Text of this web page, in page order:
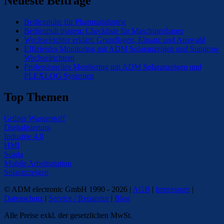
Bedienpulte für Pharmaindustrie
Bedienpult planen: Checkliste für Maschinenbauer
Wechselrichter erklärt: Grundlagen, Einsatz und Auswahl
Effizientes Monitoring mit ADM Solaranzeigen und Sungrow
Wechselrichtern
Professionelles Monitoring mit ADM Solaranzeigen und
PLEXLOG Systemen
Top Themen
Grüner Wasserstoff
Digitalisierung
Industrie 4.0
HMI
Scada
Mobile Arbeitsstation
Solaranzeigen
© ADM electronic GmbH 1990 - 2026 | AGB | Impressum |
Datenschutz | Service / Reparatur| Blog
Alle Preise exkl. der gesetzlichen MwSt.